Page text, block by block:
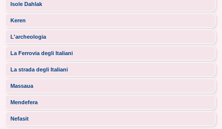
Isole Dahlak
Keren
L'archeologia
La Ferrovia degli Italiani
La strada degli Italiani
Massaua
Mendefera
Nefasit